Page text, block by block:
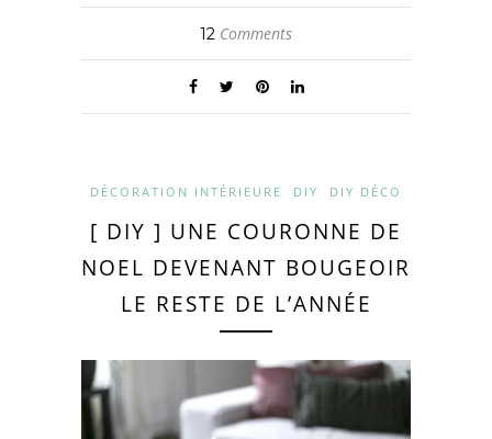
12 Comments
DÉCORATION INTÉRIEURE DIY DIY DÉCO
[ DIY ] UNE COURONNE DE
NOEL DEVENANT BOUGEOIR
LE RESTE DE L’ANNÉE